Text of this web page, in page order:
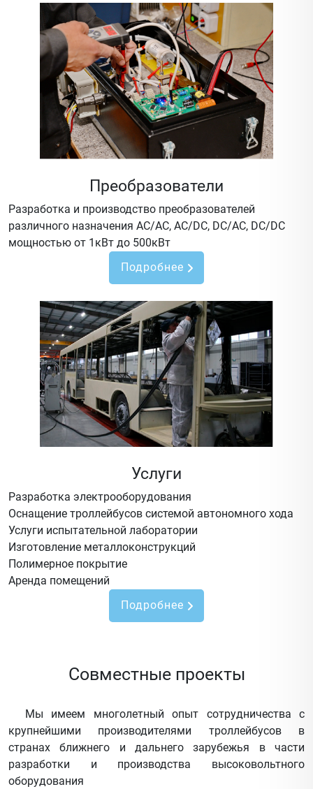
Преобразователи
Разработка и производство преобразователей
различного назначения AC/AC, AC/DC, DC/AC, DC/DC
мощностью от 1кВт до 500кВт
Подробнее
Услуги
Разработка электрооборудования
Оснащение троллейбусов системой автономного хода
Услуги испытательной лаборатории
Изготовление металлоконструкций
Полимерное покрытие
Аренда помещений
Подробнее
Совместные проекты
Мы имеем многолетный опыт сотрудничества с
крупнейшими производителями троллейбусов в
странах ближнего и дальнего зарубежья в части
разработки и производства высоковольтного
оборудования